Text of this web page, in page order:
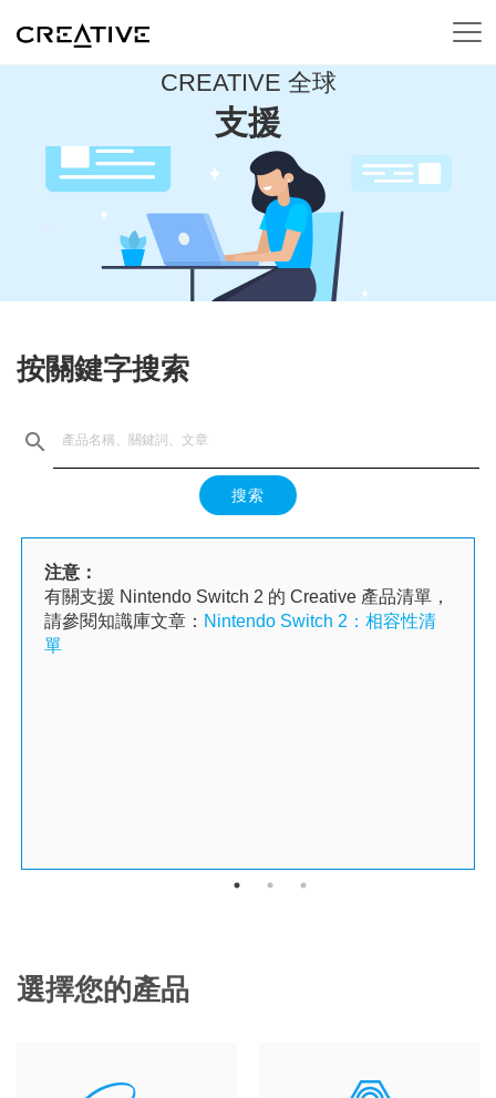
CREATIVE 全球
支援
按關鍵字搜索
搜索
注意：
有關支援 Nintendo Switch 2 的 Creative 產品清單，
請參閱知識庫文章： Nintendo Switch 2：相容性清
單
選擇您的產品